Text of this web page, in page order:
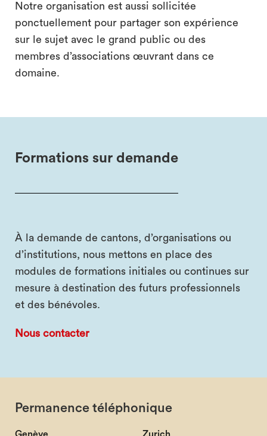
Notre organisation est aussi sollicitée
ponctuellement pour partager son expérience
sur le sujet avec le grand public ou des
membres d’associations œuvrant dans ce
domaine.
Formations sur demande
À la demande de cantons, d’organisations ou
d’institutions, nous mettons en place des
modules de formations initiales ou continues sur
mesure à destination des futurs professionnels
et des bénévoles.
Nous contacter
Permanence téléphonique